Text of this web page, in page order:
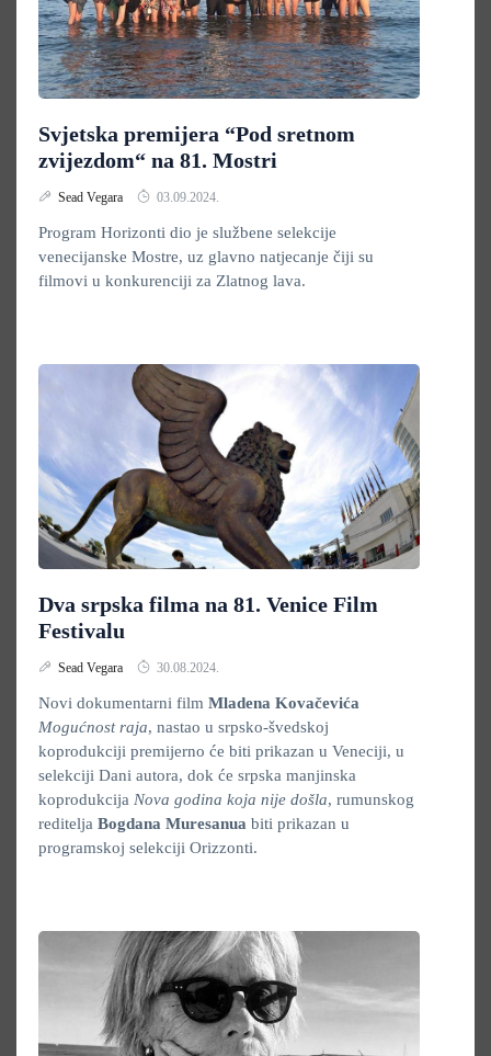
Svjetska premijera “Pod sretnom
zvijezdom“ na 81. Mostri
Sead Vegara 03.09.2024.
Program Horizonti dio je službene selekcije
venecijanske Mostre, uz glavno natjecanje čiji su
filmovi u konkurenciji za Zlatnog lava.
Dva srpska filma na 81. Venice Film
Festivalu
Sead Vegara 30.08.2024.
Novi dokumentarni film Mladena Kovačevića
Mogućnost raja, nastao u srpsko-švedskoj
koprodukciji premijerno će biti prikazan u Veneciji, u
selekciji Dani autora, dok će srpska manjinska
koprodukcija Nova godina koja nije došla, rumunskog
reditelja Bogdana Muresanua biti prikazan u
programskoj selekciji Orizzonti.